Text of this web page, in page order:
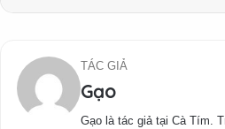
TÁC GIẢ
Gạo
Gạo là tác giả tại Cà Tím.